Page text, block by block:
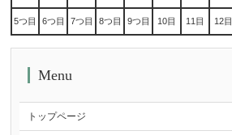
5つ目 6つ目 7つ目 8つ目 9つ目 10目 11目 12目
Menu
トップページ